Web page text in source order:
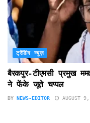
ट्रेंडिंग न्यूज़
बैरकपुर-टीएमसी प्रमुख
ने फेंके जूते चप्पल
BY NEWS-EDITOR AUGUST